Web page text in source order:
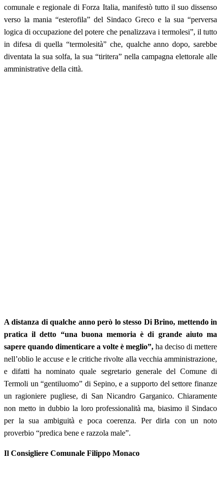
comunale e regionale di Forza Italia, manifestò tutto il suo dissenso
verso la mania “esterofila” del Sindaco Greco e la sua “perversa
logica di occupazione del potere che penalizzava i termolesi”, il tutto
in difesa di quella “termolesità” che, qualche anno dopo, sarebbe
diventata la sua solfa, la sua “tiritera” nella campagna elettorale alle
amministrative della città.
A distanza di qualche anno però lo stesso Di Brino, mettendo in
pratica il detto “una buona memoria è di grande aiuto ma
sapere quando dimenticare a volte è meglio”, ha deciso di mettere
nell’oblio le accuse e le critiche rivolte alla vecchia amministrazione,
e difatti ha nominato quale segretario generale del Comune di
Termoli un “gentiluomo” di Sepino, e a supporto del settore finanze
un ragioniere pugliese, di San Nicandro Garganico. Chiaramente
non metto in dubbio la loro professionalità ma, biasimo il Sindaco
per la sua ambiguità e poca coerenza. Per dirla con un noto
proverbio “predica bene e razzola male”.
Il Consigliere Comunale Filippo Monaco